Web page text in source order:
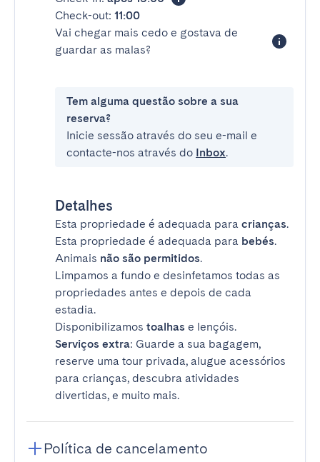
Check-out: 11:00
Vai chegar mais cedo e gostava de
guardar as malas?
Tem alguma questão sobre a sua
reserva?
Inicie sessão através do seu e-mail e
contacte-nos através do Inbox.
Detalhes
Esta propriedade é adequada para crianças.
Esta propriedade é adequada para bebés.
Animais não são permitidos.
Limpamos a fundo e desinfetamos todas as
propriedades antes e depois de cada
estadia.
Disponibilizamos toalhas e lençóis.
Serviços extra: Guarde a sua bagagem,
reserve uma tour privada, alugue acessórios
para crianças, descubra atividades
divertidas, e muito mais.
Política de cancelamento